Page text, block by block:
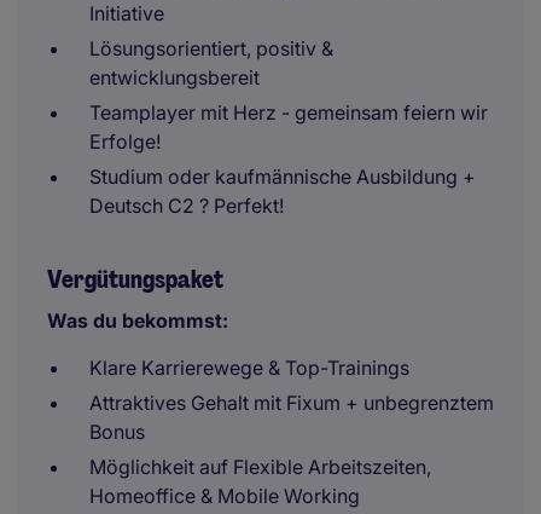
Initiative
Lösungsorientiert, positiv &
entwicklungsbereit
Teamplayer mit Herz - gemeinsam feiern wir
Erfolge!
Studium oder kaufmännische Ausbildung +
Deutsch C2 ? Perfekt!
Vergütungspaket
Was du bekommst:
Klare Karrierewege & Top-Trainings
Attraktives Gehalt mit Fixum + unbegrenztem
Bonus
Möglichkeit auf Flexible Arbeitszeiten,
Homeoffice & Mobile Working